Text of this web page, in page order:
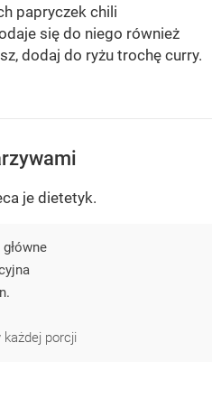
papryczek chili
się do niego również
dodaj do ryżu trochę curry.
je dietetyk.
każdej porcji